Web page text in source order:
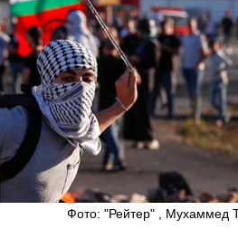
Фото: "Рейтер" , Мухаммед